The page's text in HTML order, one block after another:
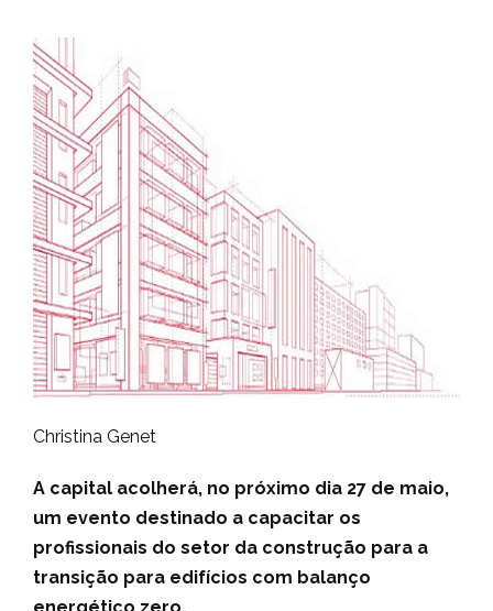
Christina Genet
A capital acolherá, no próximo dia 27 de maio,
um evento destinado a capacitar os
profissionais do setor da construção para a
transição para edifícios com balanço